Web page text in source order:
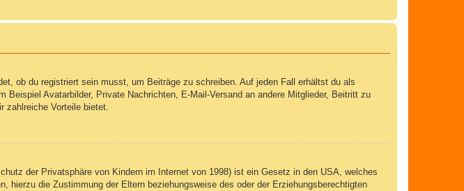
ob du registriert sein musst, um Beiträge zu schreiben. Auf jeden Fall erhältst du als
Avatarbilder, Private Nachrichten, E-Mail-Versand an andere Mitglieder, Beitritt zu
zahlreiche Vorteile bietet.
der Privatsphäre von Kindern im Internet von 1998) ist ein Gesetz in den USA, welches
die Zustimmung der Eltern beziehungsweise des oder der Erziehungsberechtigten